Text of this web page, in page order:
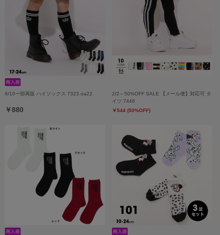
6/10一部再販 ハイソックス 7323 oa22
￥880
2/2～50%OFF SALE 【メール便】対応可 タ
イツ 7446
￥544 (50%OFF)